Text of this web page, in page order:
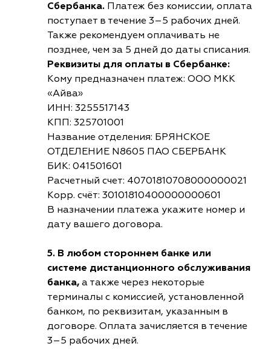
Сбербанка. Платеж без комиссии, оплата
поступает в течение 3–5 рабочих дней.
Также рекомендуем оплачивать не
позднее, чем за 5 дней до даты списания.
Реквизиты для оплаты в Сбербанке:
Кому предназначен платеж: ООО МКК
«Айва»
ИНН: 3255517143
КПП: 325701001
Название отделения: БРЯНСКОЕ
ОТДЕЛЕНИЕ N8605 ПАО СБЕРБАНК
БИК: 041501601
Расчетный счет: 40701810708000000021
Корр. счёт: 30101810400000000601
В назначении платежа укажите номер и
дату вашего договора.
5. В любом стороннем банке или
системе дистанционного обслуживания
банка, а также через некоторые
терминалы с комиссией, установленной
банком, по реквизитам, указанным в
договоре. Оплата зачисляется в течение
3–5 рабочих дней.